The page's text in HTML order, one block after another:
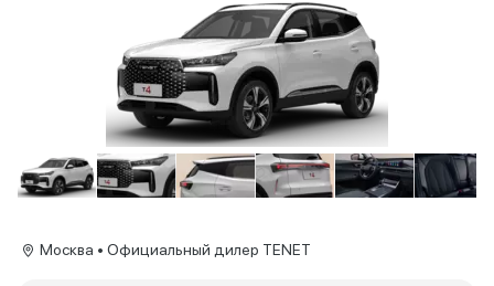
Москва • Официальный дилер TENET